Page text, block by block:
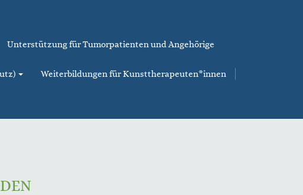
Unterstützung für Tumorpatienten und Angehörige
Weiterbildungen für Kunsttherapeuten*innen